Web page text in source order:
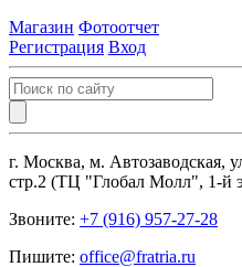
Магазин Фотоотчет
Регистрация Вход
г. Москва, м. Автозаводская,
стр.2 (ТЦ "Глобал Молл", 1-й
Звоните: +7 (916) 957-27-28
Пишите: office@fratria.ru